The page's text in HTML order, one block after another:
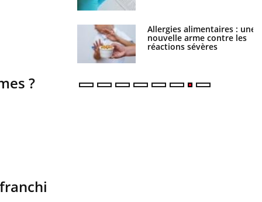
?
TDAH : quel est ce
traitement autorisé aux
États-Unis ?